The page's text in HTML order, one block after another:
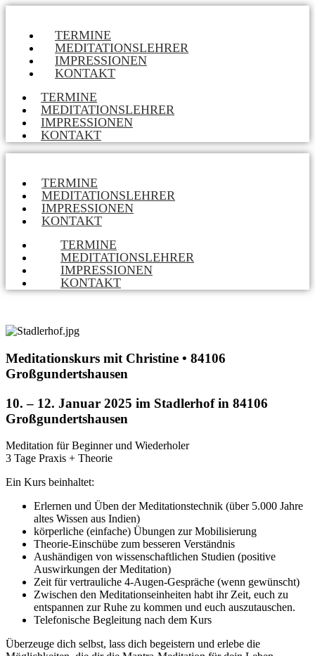
TERMINE
MEDITATIONSLEHRER
IMPRESSIONEN
KONTAKT
TERMINE
MEDITATIONSLEHRER
IMPRESSIONEN
KONTAKT
TERMINE
MEDITATIONSLEHRER
IMPRESSIONEN
KONTAKT
TERMINE
MEDITATIONSLEHRER
IMPRESSIONEN
KONTAKT
Meditationskurs mit Christine • 84106
Großgundertshausen
10. – 12. Januar 2025 im Stadlerhof in 84106
Großgundertshausen
Meditation für Beginner und Wiederholer
3 Tage Praxis + Theorie
Ein Kurs beinhaltet:
Erlernen und Üben der Meditationstechnik (über 5.000 Jahre
altes Wissen aus Indien)
körperliche (einfache) Übungen zur Mobilisierung
Theorie-Einschübe zum besseren Verständnis
Aushändigen von wissenschaftlichen Studien (positive
Auswirkungen der Meditation)
Zeit für vertrauliche 4-Augen-Gespräche (wenn gewünscht)
Zwischen den Meditationseinheiten habt ihr Zeit, euch zu
entspannen zur Ruhe zu kommen und euch auszutauschen.
Telefonische Begleitung nach dem Kurs
Überzeuge dich selbst, lass dich begeistern und erlebe die